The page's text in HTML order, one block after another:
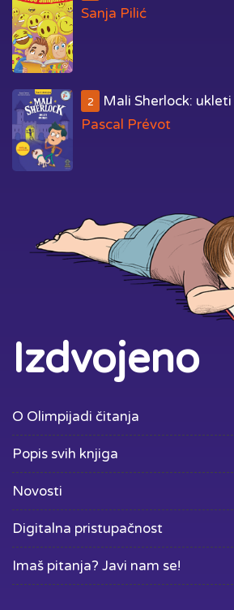
Sanja Pilić
2
Mali Sherlock:
Pascal Prévot
Izdvojeno
O Olimpijadi čitanja
Popis svih knjiga
Novosti
Digitalna pristupačnost
Imaš pitanja? Javi nam se!